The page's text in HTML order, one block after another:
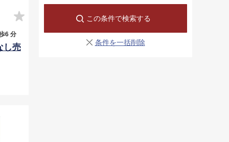
この条件で検索する
条件を一括削除
6 分
し売